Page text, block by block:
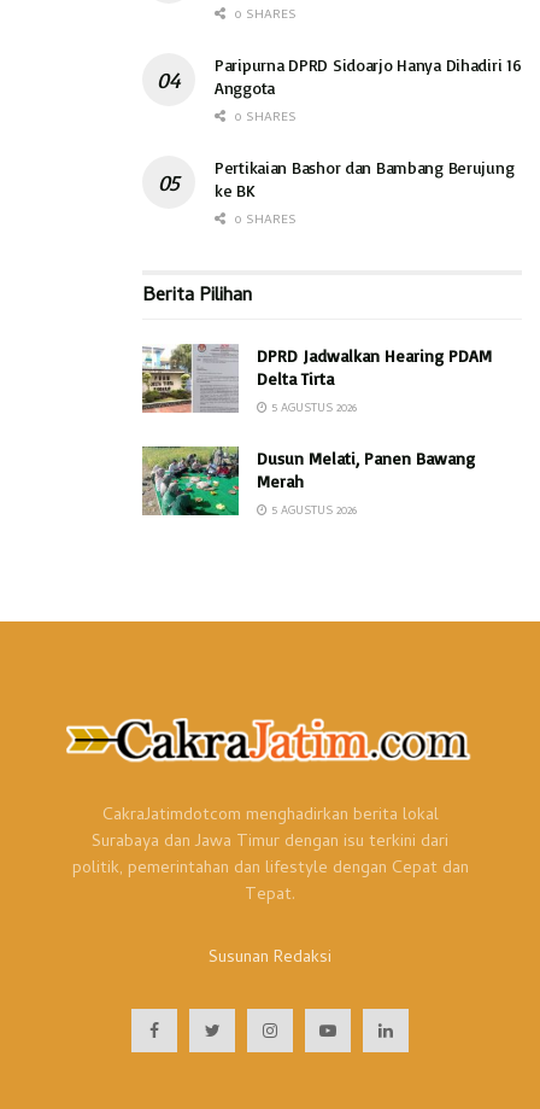
0 SHARES
Paripurna DPRD Sidoarjo Hanya Dihadiri 16
Anggota
0 SHARES
Pertikaian Bashor dan Bambang Berujung
ke BK
0 SHARES
Berita Pilihan
DPRD Jadwalkan Hearing PDAM
Delta Tirta
5 AGUSTUS 2026
Dusun Melati, Panen Bawang
Merah
5 AGUSTUS 2026
CakraJatimdotcom menghadirkan berita lokal
Surabaya dan Jawa Timur dengan isu terkini dari
politik, pemerintahan dan lifestyle dengan Cepat dan
Tepat.
Susunan Redaksi